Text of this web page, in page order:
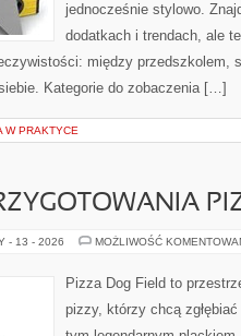
jednocześnie stylowo.
dodatkach i trendach, ale
między przedszkolem,
Kategorie do zobaczenia […]
W PRAKTYCE
- 13 - 2026 MOŻLIWOŚĆ
Pizza Dog Field to
pizzy, którzy chcą